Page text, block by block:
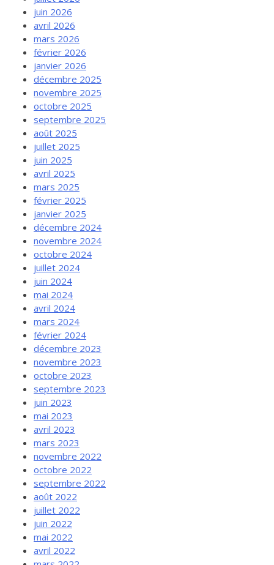
juin 2026
avril 2026
mars 2026
février 2026
janvier 2026
décembre 2025
novembre 2025
octobre 2025
septembre 2025
août 2025
juillet 2025
juin 2025
avril 2025
mars 2025
février 2025
janvier 2025
décembre 2024
novembre 2024
octobre 2024
juillet 2024
juin 2024
mai 2024
avril 2024
mars 2024
février 2024
décembre 2023
novembre 2023
octobre 2023
septembre 2023
juin 2023
mai 2023
avril 2023
mars 2023
novembre 2022
octobre 2022
septembre 2022
août 2022
juillet 2022
juin 2022
mai 2022
avril 2022